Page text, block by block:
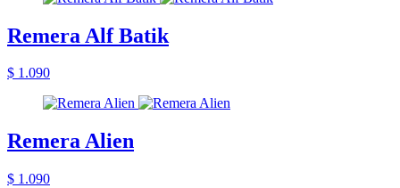
Remera Alf Batik
$ 1.090
Remera Alien
$ 1.090